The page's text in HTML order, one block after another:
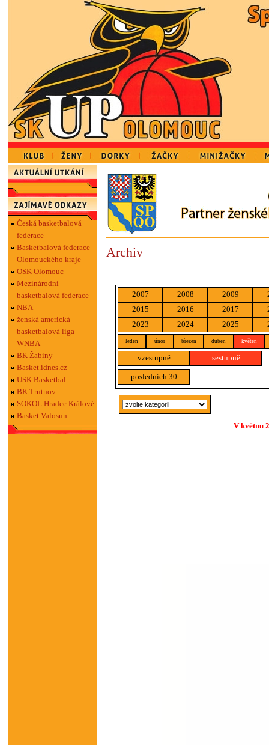
Česká basketbalová
federace
Basketbalová federace
Olomouckého kraje
OSK Olomouc
Mezinárodní
basketbalová federace
NBA
ženská americká
basketbalová liga
WNBA
BK Žabiny
Basket.idnes.cz
USK Basketbal
BK Trutnov
SOKOL Hradec Králové
Basket Valosun
Archiv
2007 2008 2009
2015
2016 2017
2023
2024 2025
leden únor březen duben květen
vzestupně sestupně
posledních 30
V květnu